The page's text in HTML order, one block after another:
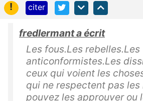
!
citer
fredlermant a écrit
Les fous.Les rebelles.Les
anticonformistes.Les
ceux qui voient les
qui ne respectent pas les
pouvez les approuver ou